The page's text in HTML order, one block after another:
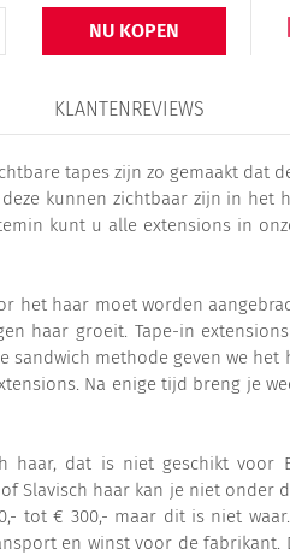
NU KOPEN
KLANTENREVIEWS
tapes zijn zo gemaakt dat
kunnen zichtbaar zijn in het
kunt u alle extensions in
het haar moet worden
haar groeit. Tape-in
methode geven we
Na enige tijd breng je
dat is niet geschikt voor
haar kan je niet onder
tot € 300,- maar dit is niet
en winst voor de